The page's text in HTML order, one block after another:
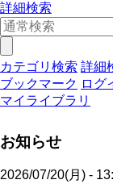
詳細検索
カテゴリ検索 詳細
ブックマーク ログ
マイライブラリ
お知らせ
2026/07/20(月) -